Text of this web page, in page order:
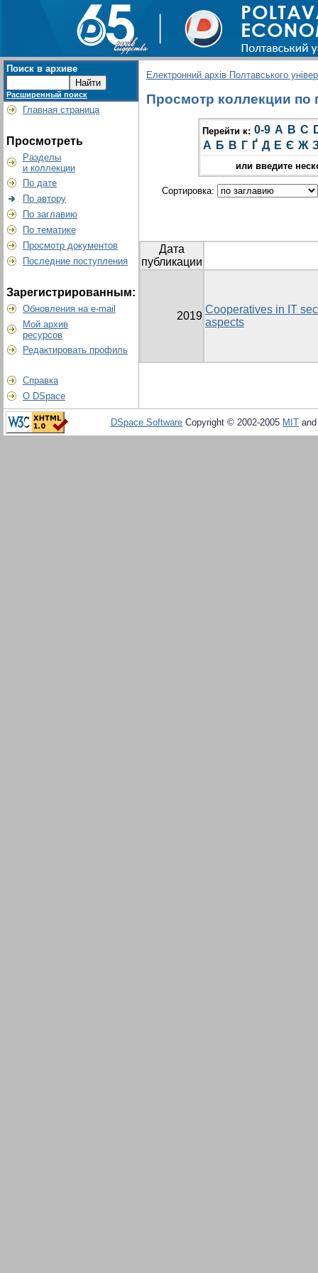
Поиск в архиве
Расширенный поиск
Главная страница
Просмотреть
Разделы
и коллекции
По дате
По автору
По заглавию
По тематике
Просмотр документов
Последние поступления
Зарегистрированным:
Обновления на e-mail
Мой архив
ресурсов
Редактировать профиль
Справка
О DSpace
Електронний архів Полтавського
Просмотр коллекции по
Перейти к: 0-9 A B C
А Б В Г Ґ Д Е Є Ж
или введите
Сортировка:
Дата
публикации
2019
Cooperatives in IT
aspects
DSpace Software Copyright © 2002-2005 MIT